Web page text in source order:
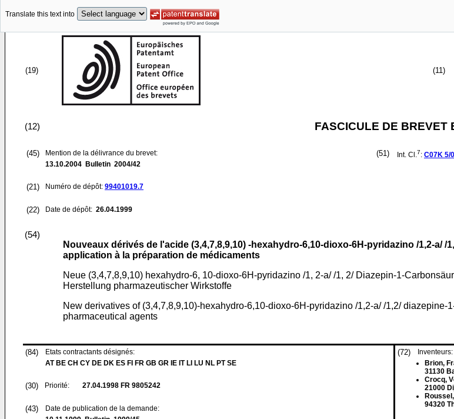
Translate this text into
(19) (11)
(12) FASCICULE DE BREVET
(45)
Mention de la délivrance du brevet:
13.10.2004 Bulletin 2004/42
(21) Numéro de dépôt: 99401019.7
(22) Date de dépôt: 26.04.1999
(51) Int. Cl.7: C07K 5/
(54)
Nouveaux dérivés de l'acide (3,4,7,8,9,10) -hexahydro-6,10-dioxo-6H-pyridazino /1,2-a/
application à la préparation de médicaments
Neue (3,4,7,8,9,10) hexahydro-6, 10-dioxo-6H-pyridazino /1, 2-a/ /1, 2/ Diazepin-1-
Herstellung pharmazeutischer Wirkstoffe
New derivatives of (3,4,7,8,9,10)-hexahydro-6,10-dioxo-6H-pyridazino /1,2-a/ /1,2/
pharmaceutical agents
(84)
Etats contractants désignés:
AT BE CH CY DE DK ES FI FR GB GR IE IT LI LU NL PT SE
(30) Priorité: 27.04.1998 FR 9805242
(43)
Date de publication de la demande:
(72)
Inventeurs:
Brion,
31130
Crocq,
21000
94320